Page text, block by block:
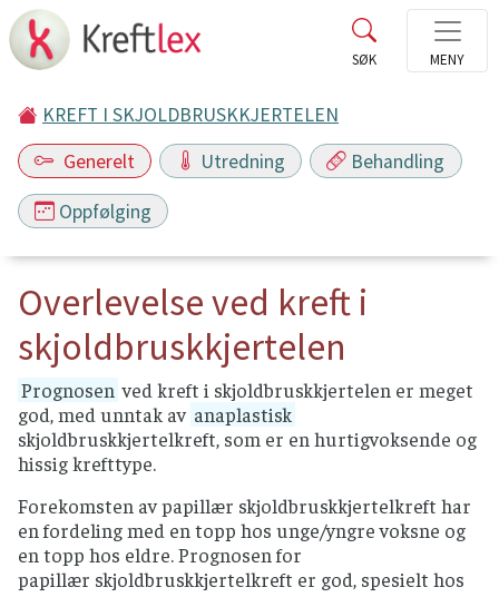
KREFT I SKJOLDBRUSKKJERTELEN
Generelt
Utredning Behandling
Oppfølging
Overlevelse ved kreft i
skjoldbruskkjertelen
Prognosen ved kreft i skjoldbruskkjertelen er meget
god, med unntak av anaplastisk
skjoldbruskkjertelkreft, som er en hurtigvoksende og
hissig krefttype.
Forekomsten av papillær skjoldbruskkjertelkreft har
en fordeling med en topp hos unge/yngre voksne og
en topp hos eldre. Prognosen for
papillær skjoldbruskkjertelkreft er god, spesielt hos